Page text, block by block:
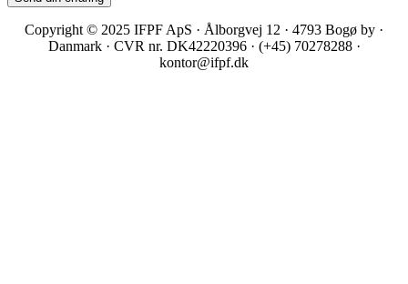
Copyright © 2025 IFPF ApS · Ålborgvej 12 · 4793 Bogø by ·
Danmark · CVR nr. DK42220396 · (+45) 70278288 ·
kontor@ifpf.dk